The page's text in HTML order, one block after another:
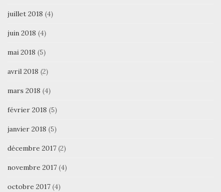
juillet 2018 (4)
juin 2018 (4)
mai 2018 (5)
avril 2018 (2)
mars 2018 (4)
février 2018 (5)
janvier 2018 (5)
décembre 2017 (2)
novembre 2017 (4)
octobre 2017 (4)